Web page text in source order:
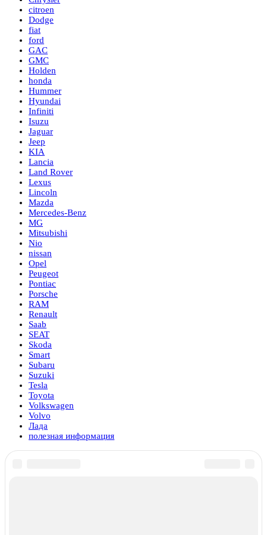
citroen
Dodge
fiat
ford
GAC
GMC
Holden
honda
Hummer
Hyundai
Infiniti
Isuzu
Jaguar
Jeep
KIA
Lancia
Land Rover
Lexus
Lincoln
Mazda
Mercedes-Benz
MG
Mitsubishi
Nio
nissan
Opel
Peugeot
Pontiac
Porsche
RAM
Renault
Saab
SEAT
Skoda
Smart
Subaru
Suzuki
Tesla
Toyota
Volkswagen
Volvo
Лада
полезная информация
Вам также может понравиться